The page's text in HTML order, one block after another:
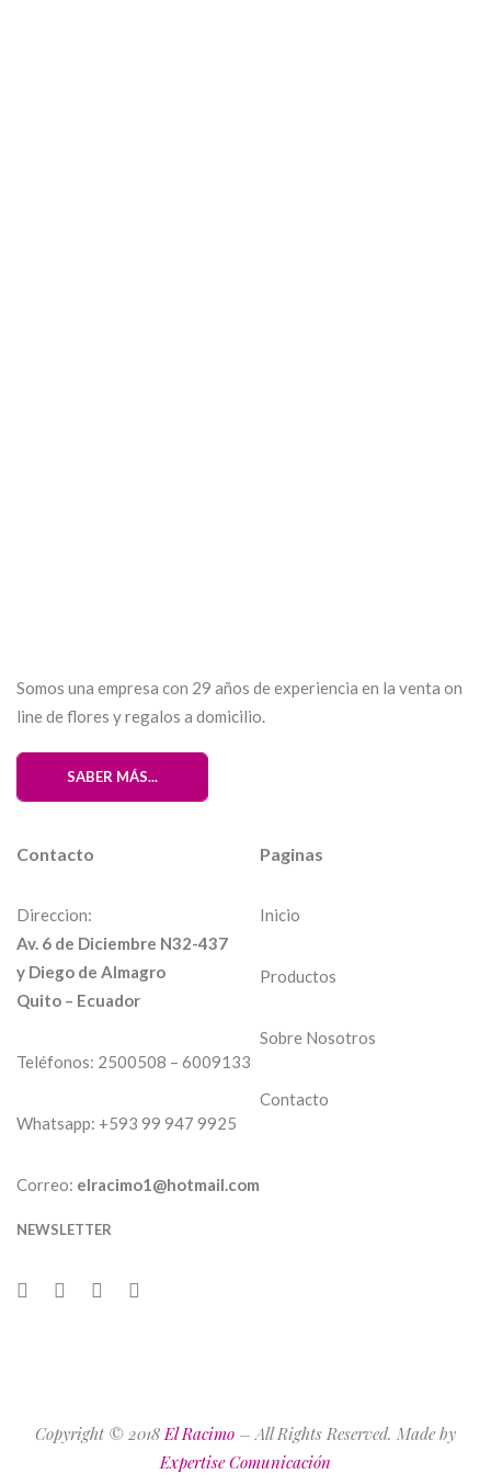
Somos una empresa con 29 años de experiencia en la venta on
line de flores y regalos a domicilio.
SABER MÁS...
Contacto
Direccion:
Av. 6 de Diciembre N32-437
y Diego de Almagro
Quito – Ecuador
Teléfonos: 2500508 – 6009133
Whatsapp: +593 99 947 9925
Correo: elracimo1@hotmail.com
Paginas
Inicio
Productos
Sobre Nosotros
Contacto
NEWSLETTER
Copyright © 2018 El Racimo – All Rights Reserved. Made by
Expertise Comunicación